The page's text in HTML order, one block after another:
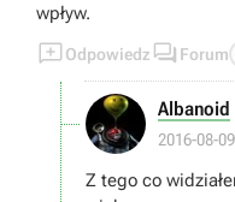
wpływ.
Odpowiedz  Forum
Albanoid
2016-08-
Z tego co